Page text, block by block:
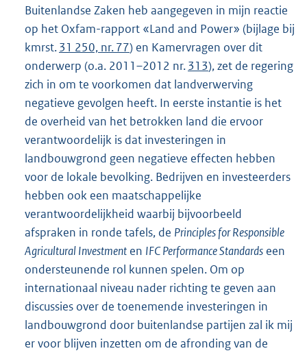
Buitenlandse Zaken heb aangegeven in mijn reactie
op het Oxfam-rapport «Land and Power» (bijlage bij
kmrst.31 250, nr. 77) en Kamervragen over dit
onderwerp (o.a. 2011–2012 nr.313), zet de regering
zich in om te voorkomen dat landverwerving
negatieve gevolgen heeft. In eerste instantie is het
de overheid van het betrokken land die ervoor
verantwoordelijk is dat investeringen in
landbouwgrond geen negatieve effecten hebben
voor de lokale bevolking. Bedrijven en investeerders
hebben ook een maatschappelijke
verantwoordelijkheid waarbij bijvoorbeeld
afspraken in ronde tafels, de Principles for Responsible
Agricultural Investment en IFC Performance Standards een
ondersteunende rol kunnen spelen. Om op
internationaal niveau nader richting te geven aan
discussies over de toenemende investeringen in
landbouwgrond door buitenlandse partijen zal ik mij
er voor blijven inzetten om de afronding van de